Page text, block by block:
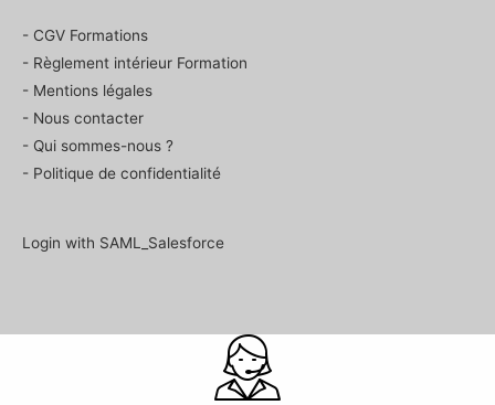
- CGV Formations
- Règlement intérieur Formation
- Mentions légales
- Nous contacter
- Qui sommes-nous ?
- Politique de confidentialité
Login with SAML_Salesforce